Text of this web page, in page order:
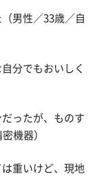
男性／33歳／自
分でもおいしく
ったが、ものす
機器）
重いけど、現地